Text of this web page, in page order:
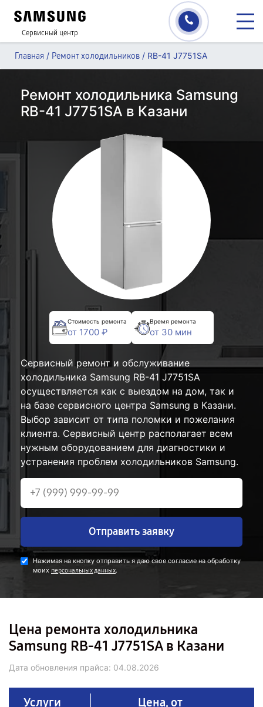
Сервисный центр
Главная / Ремонт холодильников / RB-41 J7751SA
Ремонт холодильника Samsung
RB-41 J7751SA в Казани
Стоимость ремонта
от 1700 ₽
Время ремонта
от 30 мин
Сервисный ремонт и обслуживание
холодильника Samsung RB-41 J7751SA
осуществляется как с выездом на дом, так и
на базе сервисного центра Samsung в Казани.
Выбор зависит от типа поломки и пожелания
клиента. Сервисный центр располагает всем
нужным оборудованием для диагностики и
устранения проблем холодильников Samsung.
Отправить заявку
Нажимая на кнопку отправить я даю свое согласие на обработку
моих персональных данных.
Цена ремонта холодильника
Samsung RB-41 J7751SA в Казани
Дата обновления прайса: 04.08.2026
Услуги Цена, от